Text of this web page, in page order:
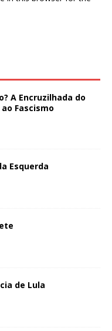
A Encruzilhada do
Fascismo
Esquerda
de Lula